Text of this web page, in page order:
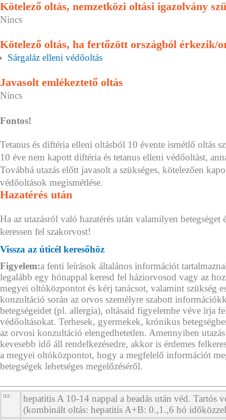
Kötelező oltás, nemzetközi oltási igazolvány
Nincs
Kötelező oltás, ha fertőzött országból érkezik/
Sárgaláz elleni védőoltás
Javasolt emlékeztető oltás
Nincs
Fontos!
Tetanus és diftéria elleni oltásból 10 évente ismétlő oltás
10 éve nem kapott diftéria és tetanus elleni védőoltást,
Továbbá utazás előtt javasolt a szükséges, kötelezően
védőoltások megismétlése.
Hazatérés után
Ha az utazásról való hazatérés után valamilyen betegséget
keressen fel szakorvost!
Vissza az úticél keresőhöz
Figyelem:a fenti leírások általános információt
legalább egy hónappal keresd fel háziorvosod vagy az
megyei oltóközpontot és kérj tanácsot, valamint szükség
konzultáció során az orvos személyre szabott
betegségeidet (pl. allergia), oltásaid figyelembe véve írja
védőoltásokat. Terhesek, gyermekek, krónikus
az orvosi konzultáció elengedhetetlen. Amennyiben
kevesebb idő áll rendelkezésedre, akkor is érdemes
a megyei oltóközpontot, hogy a megfelelő információt
betegségek lehetséges megelőzéséről.
HA :
hepatitis A 10-14 nappal a beadás után véd. Tartós
(kombinált oltás: hepatitis A+B: 0.,1.,6 hó